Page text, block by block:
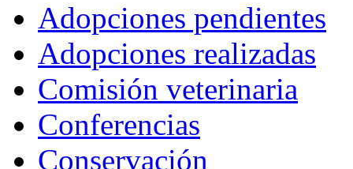
Adopciones pendientes
Adopciones realizadas
Comisión veterinaria
Conferencias
Conservación